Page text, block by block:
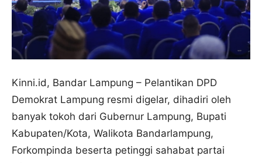
Kinni.id, Bandar Lampung – Pelantikan DPD
Demokrat Lampung resmi digelar, dihadiri oleh
banyak tokoh dari Gubernur Lampung, Bupati
Kabupaten/Kota, Walikota Bandarlampung,
Forkompinda beserta petinggi sahabat partai